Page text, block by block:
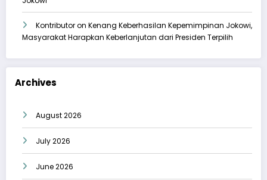
Kontributoron Kenang Keberhasilan Kepemimpinan Jokowi,
Masyarakat Harapkan Keberlanjutan dari Presiden Terpilih
Archives
August 2026
July 2026
June 2026